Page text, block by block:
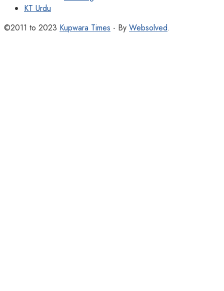
KT Urdu
©2011 to 2023 Kupwara Times - By Websolved.